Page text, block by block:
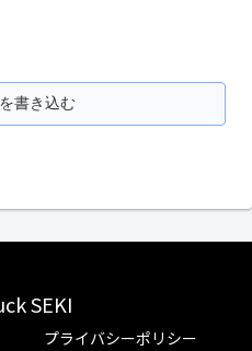
書き込む
SEKI
プライバシーポリシー